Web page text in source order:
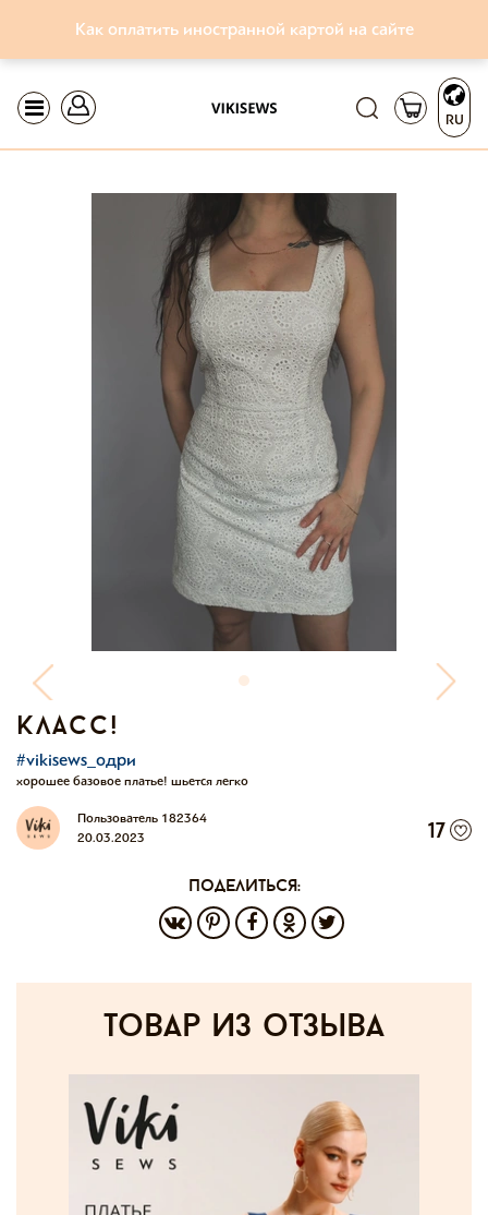
Как оплатить иностранной картой на сайте
RU
класс!
#vikisews_одри
хорошее базовое платье! шьется легко
Пользователь 182364
20.03.2023
17
поделиться:
товар из отзыва